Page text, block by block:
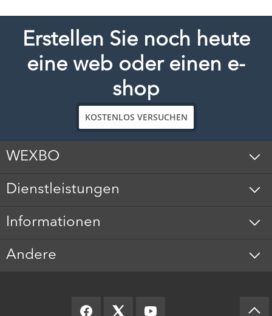
Erstellen Sie noch heute
eine web oder einen e-
shop
KOSTENLOS VERSUCHEN
WEXBO
Dienstleistungen
Informationen
Andere